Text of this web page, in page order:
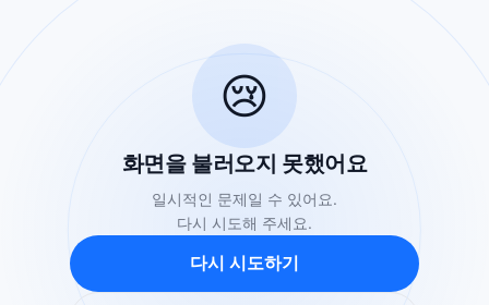
😢
화면을 불러오지 못했어요
일시적인 문제일 수 있어요.
다시 시도해 주세요.
다시 시도하기